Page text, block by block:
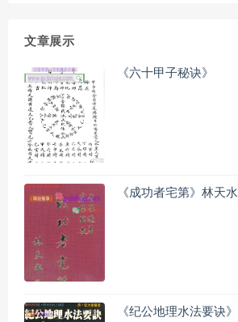
文章展示
《六十甲子秘诀》
《成功者宅第》林天水
《纪公地理水法要诀》